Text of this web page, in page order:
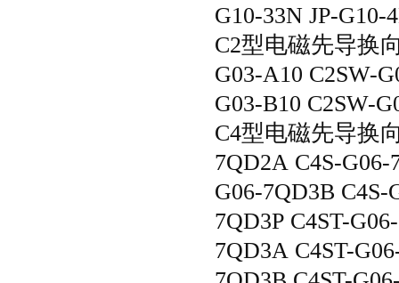
G10-33N JP-G10-
C2型电磁先导换
G03-A10 C2SW-
G03-B10 C2SW-
C4型电磁先导换
7QD2A C4S-G06-
G06-7QD3B C4S-
7QD3P C4ST-
7QD3A C4ST-